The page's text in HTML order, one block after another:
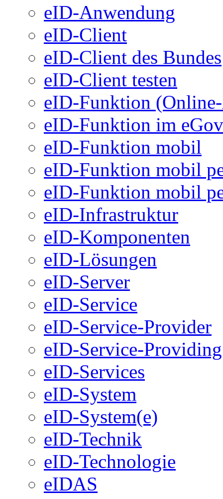
eID-Anwendung
eID-Client
eID-Client des Bundes
eID-Client testen
eID-Funktion
eID-Funktion im
eID-Funktion mobil
eID-Funktion mobil
eID-Funktion mobil
eID-Infrastruktur
eID-Komponenten
eID-Lösungen
eID-Server
eID-Service
eID-Service-Provider
eID-Service-Providing
eID-Services
eID-System
eID-System(e)
eID-Technik
eID-Technologie
eIDAS